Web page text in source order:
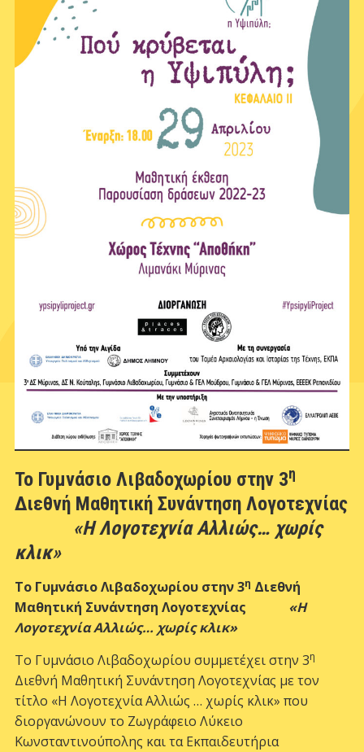
Το Γυμνάσιο Λιβαδοχωρίου στην 3η
Διεθνή Μαθητική Συνάντηση Λογοτεχνίας
«Η Λογοτεχνία Αλλιώς… χωρίς
κλικ»
Το Γυμνάσιο Λιβαδοχωρίου στην 3η Διεθνή
Μαθητική Συνάντηση Λογοτεχνίας «Η
Λογοτεχνία Αλλιώς… χωρίς κλικ»
Το Γυμνάσιο Λιβαδοχωρίου συμμετέχει στην 3η
Διεθνή Μαθητική Συνάντηση Λογοτεχνίας με τον
τίτλο «Η Λογοτεχνία Αλλιώς … χωρίς κλικ» που
διοργανώνουν το Ζωγράφειο Λύκειο
Κωνσταντινούπολης και τα Εκπαιδευτήρια